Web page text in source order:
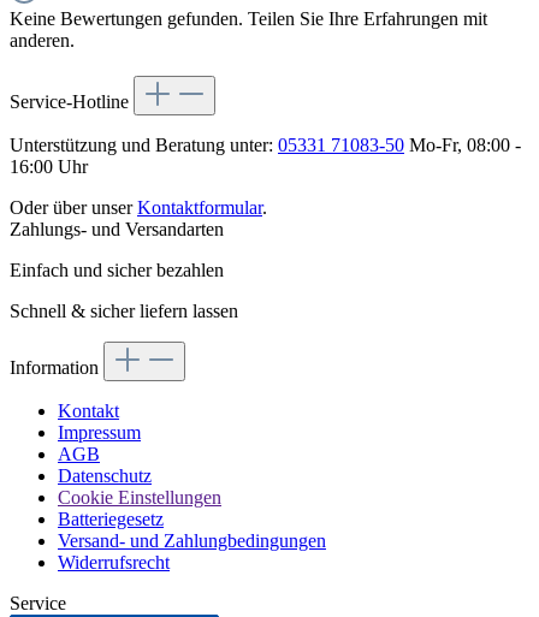
Keine Bewertungen gefunden. Teilen Sie Ihre Erfahrungen mit
anderen.
Service-Hotline
Unterstützung und Beratung unter: 05331 71083-50 Mo-Fr, 08:00 -
16:00 Uhr
Oder über unserKontaktformular.
Zahlungs- und Versandarten
Einfach und sicher bezahlen
Schnell & sicher liefern lassen
Information
Kontakt
Impressum
AGB
Datenschutz
Cookie Einstellungen
Batteriegesetz
Versand- und Zahlungbedingungen
Widerrufsrecht
Service